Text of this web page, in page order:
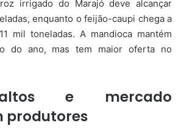
irrigado do Marajó deve alcançar
enquanto o feijão-caupi chega a
mil toneladas. A mandioca mantém
do ano, mas tem maior oferta no
e mercado
produtores